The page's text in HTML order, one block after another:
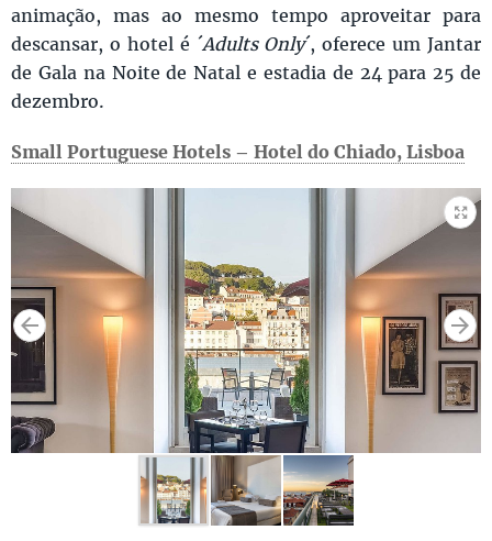
animação, mas ao mesmo tempo aproveitar para
descansar, o hotel é ´Adults Only´, oferece um Jantar
de Gala na Noite de Natal e estadia de 24 para 25 de
dezembro.
Small Portuguese Hotels – Hotel do Chiado, Lisboa